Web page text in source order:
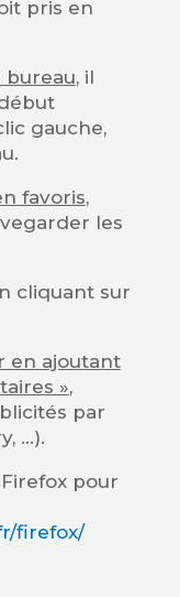
pris en
bureau, il
gauche,
favoris,
les
cliquant sur
en ajoutant
»,
par
…).
pour
firefox/